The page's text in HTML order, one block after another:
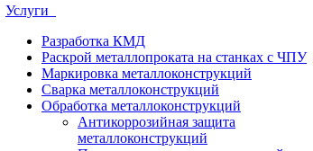
Услуги
Разработка КМД
Раскрой металлопроката на станках с ЧПУ
Маркировка металлоконструкций
Сварка металлоконструкций
Обработка металлоконструкций
Антикоррозийная защита
металлоконструкций